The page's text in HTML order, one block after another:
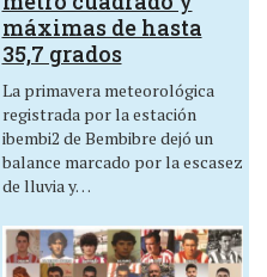
máximas de hasta
35,7 grados
La primavera meteorológica
registrada por la estación
ibembi2 de Bembibre dejó un
balance marcado por la escasez
de lluvia y…